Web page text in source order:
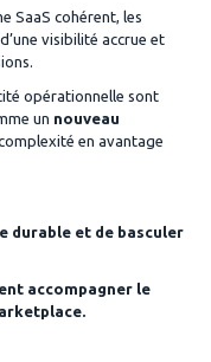
SaaS cohérent, les
visibilité accrue et
opérationnelle sont
un nouveau
en avantage
durable et de basculer
accompagner le